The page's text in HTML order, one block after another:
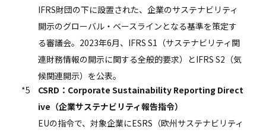
IFRS財団の下に設置された、企業のサステナビリティ
開示のグローバル・ベースラインとなる基準を策定す
る審議会。2023年6月、IFRS S1（サステナビリティ関
連財務情報の開示に関する全般的要求）とIFRS S2（気
候関連開示）を公表。
*5
CSRD：Corporate Sustainability Reporting Direct
ive（企業サステナビリティ報告指令）
EUの指令で、対象企業にESRS（欧州サステナビリティ